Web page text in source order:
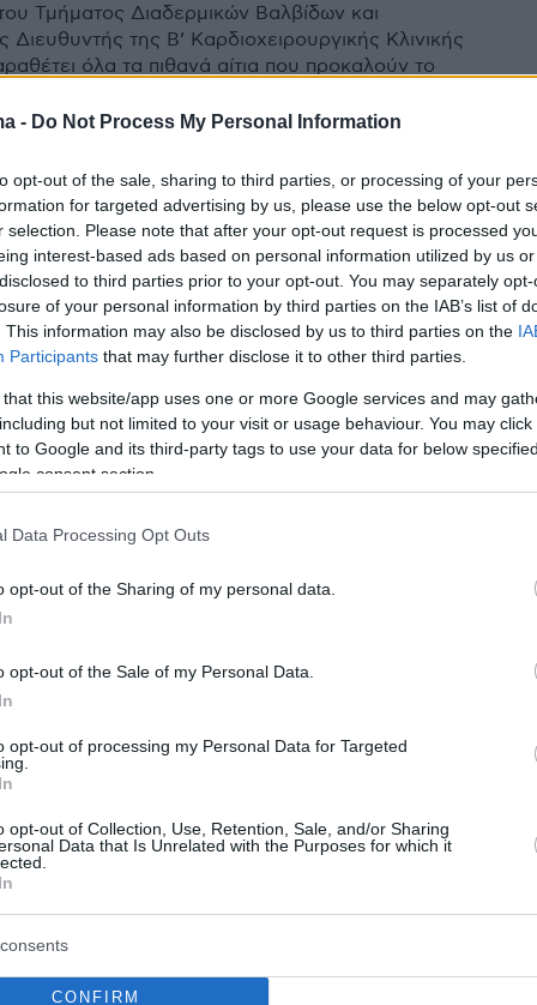
- Do Not Process My Personal Information
opt-out of the sale, sharing to third parties, or processing of your
for targeted advertising by us, please use the below opt-out
selection. Please note that after your opt-out request is processed
interest-based ads based on personal information utilized by us
to third parties prior to your opt-out. You may separately
of your personal information by third parties on the IAB’s list of
This information may also be disclosed by us to third parties on the
Participants that may further disclose it to other third parties.
that this website/app uses one or more Google services and may
but not limited to your visit or usage behaviour. You may
to Google and its third-party tags to use your data for below
consent section.
Data Processing Opt Outs
opt-out of the Sharing of my personal data.
opt-out of the Sale of my Personal Data.
opt-out of processing my Personal Data for Targeted
opt-out of Collection, Use, Retention, Sale, and/or Sharing
Data that Is Unrelated with the Purposes for which it
CONFIRM
Τμήματος Διαδερμικών Βαλβίδων και
της Β’ Καρδιοχειρουργικής Κλινικής
όλα τα πιθανά αίτια που προκαλούν το
κιρσοί που
τις γυναίκες – Διάγνωση
ανεπάρκειας πυελικών φλεβών αποτελούν ένα
σοβαρό πρόβλημα που μπορεί να ταλαιπωρεί νέες
Βασδέκης, Καθηγητής Αγγειοχειρουργικής
Πρόεδρος της Ελληνικής Φλεβολογικής Εταιρείας
με ποιο τρόπο γίνεται η διάγνωση και πώς
οι κιρσοί